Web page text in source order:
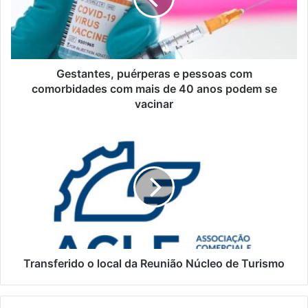
comorbidades
com
mais
de
Gestantes, puérperas e pessoas com
comorbidades com mais de 40 anos podem se
vacinar
Transferido o local da Reunião Núcleo de Turismo